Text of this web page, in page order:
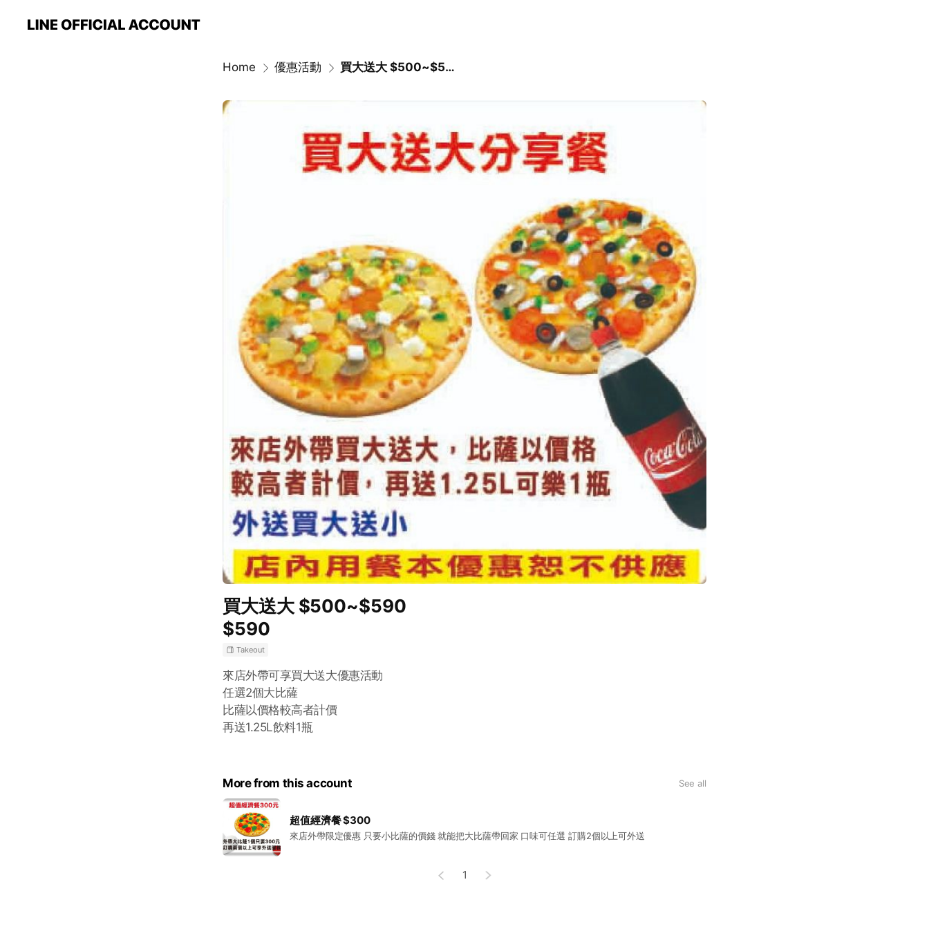
Home 優惠活動 買大送大 $500~$590
買大送大 $500~$590
$590
Takeout
來店外帶可享買大送大優惠活動
任選2個大比薩
比薩以價格較高者計價
再送1.25L飲料1瓶
More from this account See all
超值經濟餐 $300
來店外帶限定優惠 只要小比薩的價錢 就能把大比薩帶回家 口味可任選 訂購2個以上可外送
1